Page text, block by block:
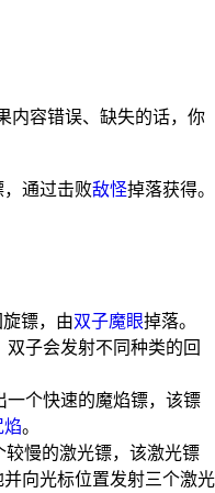
内容错误、缺失的话，你
通过击败敌怪掉落获得。
镖，由双子魔眼掉落。
子会发射不同种类的回
个快速的魔焰镖，该镖
。
慢的激光镖，该激光镖
向光标位置发射三个激光